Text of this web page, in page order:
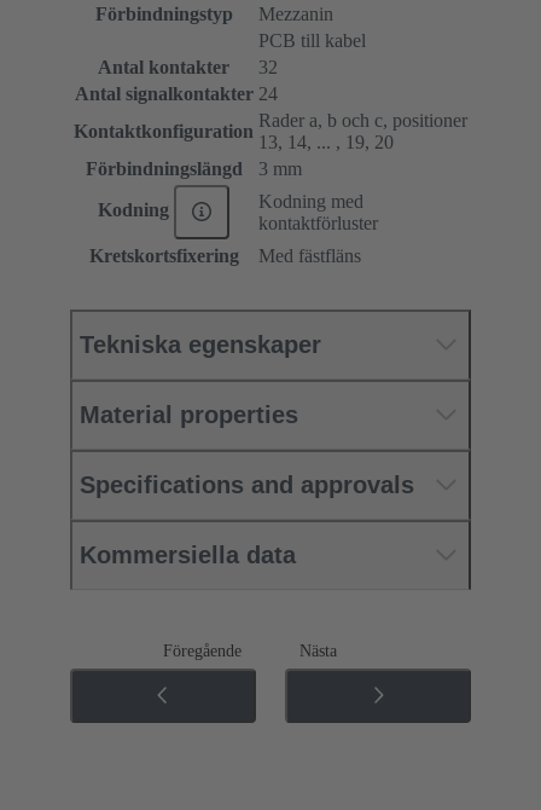
Förbindningstyp
Mezzanin
PCB till kabel
Antal kontakter
32
Antal signalkontakter 24
Kontaktkonfiguration
Rader a, b och c, positioner
13, 14, ... , 19, 20
Förbindningslängd
3 mm
Kodning
Kodning med
kontaktförluster
Kretskortsfixering
Med fästfläns
Tekniska egenskaper
Material properties
Specifications and approvals
Kommersiella data
Föregående Nästa